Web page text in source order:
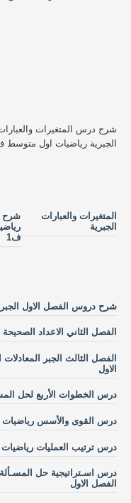
شرح درس المتغيرات
الجبرية رياضيات اول متوسط
المتغيرات والعبارات
الجبرية
شرح
ف1
شرح دروس الفصل الاول
الفصل الثاني الاعداد
الفصل الثالث الجبر
الاول
درس الخطوات الأربع لحل
درس القوى والأسس رياضيات
درس ترتيب العمليات
درس اسـتراتيجية حل
الفصل الاول